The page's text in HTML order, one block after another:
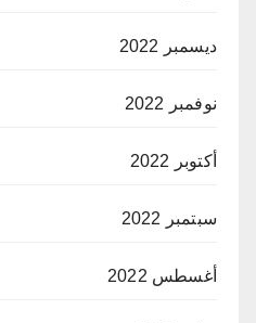
ديسمبر 2022
نوفمبر 2022
أكتوبر 2022
سبتمبر 2022
أغسطس 2022